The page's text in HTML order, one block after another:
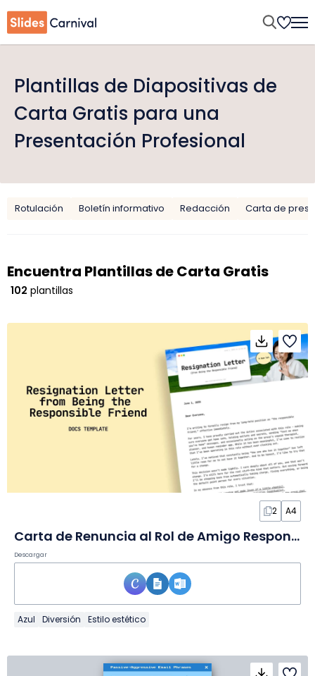
Plantillas de Diapositivas de
Carta Gratis para una
Presentación Profesional
Rotulación Boletín informativo Redacción Carta de
Encuentra Plantillas de Carta Gratis
102 plantillas
2 A4
Carta de Renuncia al Rol de Amigo Responsable en Documento
Descargar
Azul Diversión Estilo estético